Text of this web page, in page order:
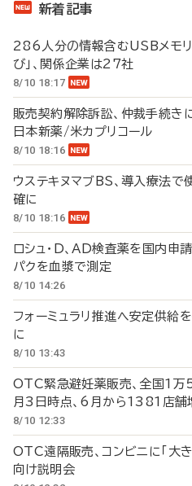
新着記事
286人分の情報含むUSBメモ
び」、関係企業は27社
8/10 18:17
販売契約解除訴訟、仲裁手続き
日本新薬/米カプリコール
8/10 18:16
ウステキヌマブBS、導入療法
確に
8/10 18:16
ロシュ・D、AD検査薬を国内
パクを血漿で測定
8/10 14:26
フォーミュラリ推進へ安定供
に
8/10 13:43
OTC緊急避妊薬販売、全国
月3日時点、6月から1381店舗
8/10 12:33
OTC遠隔販売、コンビニに「
向け説明会